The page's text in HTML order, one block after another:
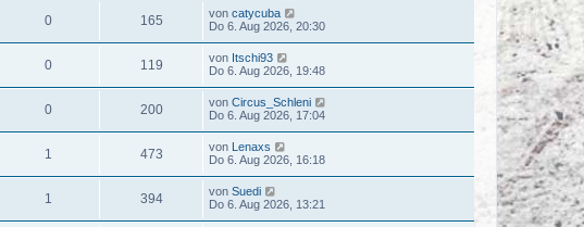
0 165 von catycuba
Do 6. Aug 2026, 20:30
0 119 von Itschi93
Do 6. Aug 2026, 19:48
0 200 von Circus_Schleni
Do 6. Aug 2026, 17:04
1 473 von Lenaxs
Do 6. Aug 2026, 16:18
1 394 von Suedi
Do 6. Aug 2026, 13:21